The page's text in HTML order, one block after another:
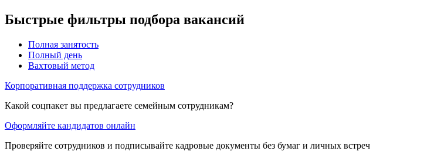
Быстрые фильтры подбора вакансий
Полная занятость
Полный день
Вахтовый метод
Корпоративная поддержка сотрудников
Какой соцпакет вы предлагаете семейным сотрудникам?
Оформляйте кандидатов онлайн
Проверяйте сотрудников и подписывайте кадровые документы без бумаг и личных встреч